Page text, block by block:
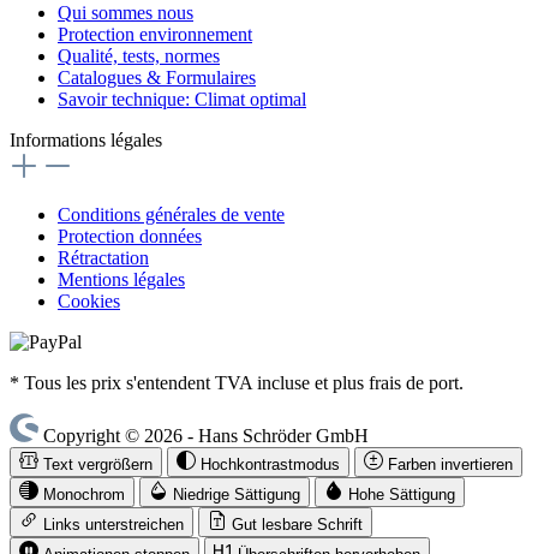
Qui sommes nous
Protection environnement
Qualité, tests, normes
Catalogues & Formulaires
Savoir technique: Climat optimal
Informations légales
Conditions générales de vente
Protection données
Rétractation
Mentions légales
Cookies
* Tous les prix s'entendent TVA incluse et plus frais de port.
Copyright © 2026 - Hans Schröder GmbH
Text vergrößern Hochkontrastmodus
Farben invertieren
Monochrom
Niedrige Sättigung
Hohe Sättigung
Links unterstreichen
Gut lesbare Schrift